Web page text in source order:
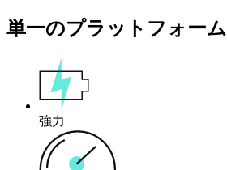
単一のプラットフォーム
強力